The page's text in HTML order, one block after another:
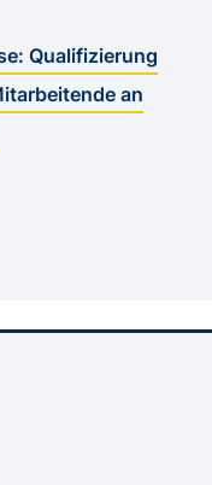
Qualifizierung
an